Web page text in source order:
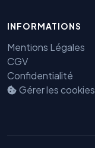
INFORMATIONS
Mentions Légales
CGV
Confidentialité
Gérer les cookies